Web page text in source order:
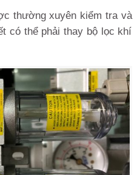
thường xuyên kiểm tra và
có thể phải thay bộ lọc khí